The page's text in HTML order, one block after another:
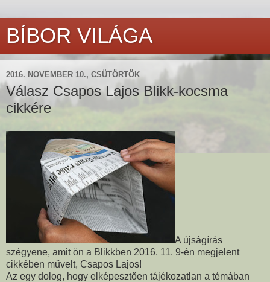
BÍBOR VILÁGA
2016. NOVEMBER 10., CSÜTÖRTÖK
Válasz Csapos Lajos Blikk-kocsma
cikkére
A újságírás
szégyene, amit ön a Blikkben 2016. 11. 9-én megjelent
cikkében művelt, Csapos Lajos!
Az egy dolog, hogy elképesztően tájékozatlan a témában